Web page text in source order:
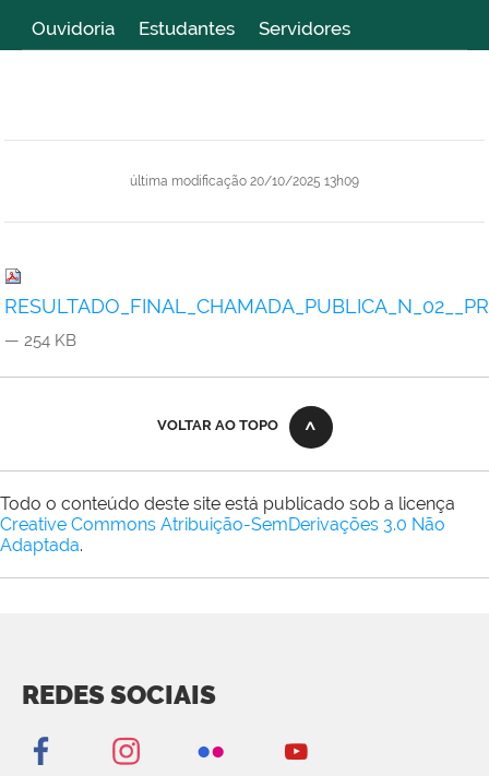
Ouvidoria
Estudantes Servidores
última modificação 20/10/2025 13h09
— 254 KB
VOLTAR AO TOPO
Todo o conteúdo deste site está publicado sob a licença
Creative Commons Atribuição-SemDerivações 3.0 Não
Adaptada.
REDES SOCIAIS